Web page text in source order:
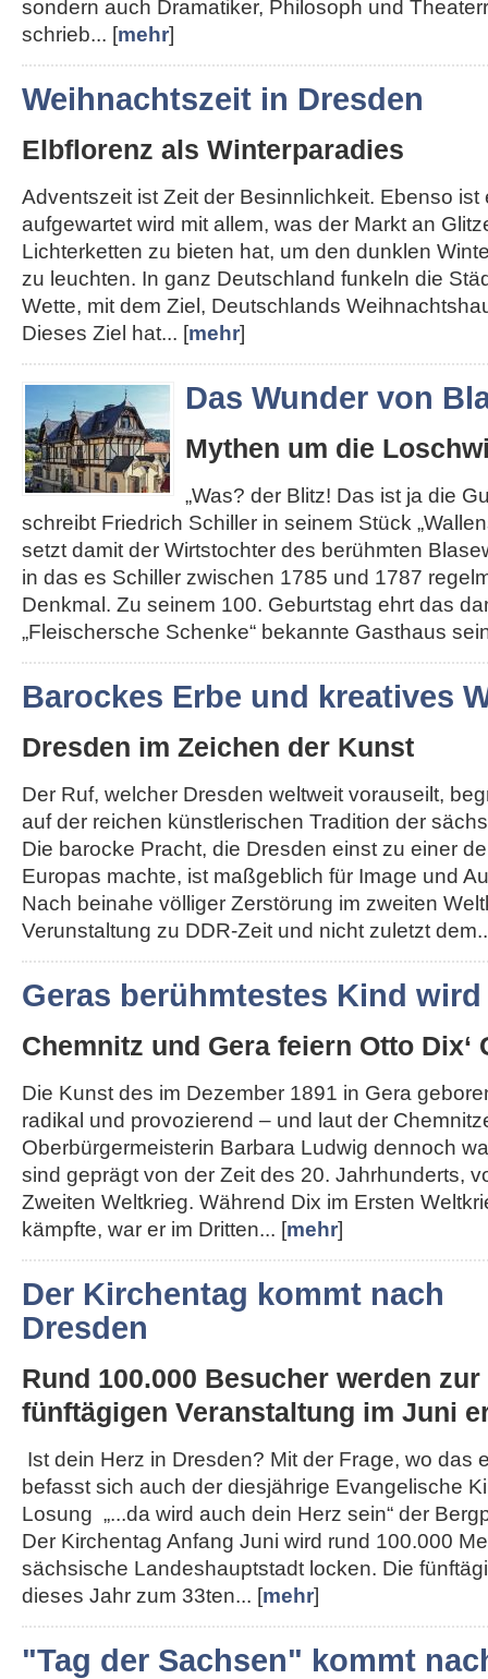
sondern auch Dramatiker, Philosoph und
schrieb... [mehr]
Weihnachtszeit in Dresden
Elbflorenz als Winterparadies
Adventszeit ist Zeit der Besinnlichkeit. Ebenso ist
aufgewartet wird mit allem, was der Markt an
Lichterketten zu bieten hat, um den dunklen
zu leuchten. In ganz Deutschland funkeln die
Wette, mit dem Ziel, Deutschlands
Dieses Ziel hat... [mehr]
Das Wunder von
Mythen um die
„Was? der Blitz! Das ist ja die
schreibt Friedrich Schiller in seinem Stück
setzt damit der Wirtstochter des berühmten
in das es Schiller zwischen 1785 und 1787
Denkmal. Zu seinem 100. Geburtstag ehrt das
„Fleischersche Schenke“ bekannte Gasthaus
Barockes Erbe und kreatives
Dresden im Zeichen der Kunst
Der Ruf, welcher Dresden weltweit vorauseilt,
auf der reichen künstlerischen Tradition der
Die barocke Pracht, die Dresden einst zu einer
Europas machte, ist maßgeblich für Image und
Nach beinahe völliger Zerstörung im zweiten
Verunstaltung zu DDR-Zeit und nicht zuletzt
Geras berühmtestes Kind wird
Chemnitz und Gera feiern Otto Dix‘
Die Kunst des im Dezember 1891 in Gera
radikal und provozierend – und laut der
Oberbürgermeisterin Barbara Ludwig dennoch
sind geprägt von der Zeit des 20. Jahrhunderts,
Zweiten Weltkrieg. Während Dix im Ersten
kämpfte, war er im Dritten... [mehr]
Der Kirchentag kommt nach
Dresden
Rund 100.000 Besucher werden zur
fünftägigen Veranstaltung im Juni
Ist dein Herz in Dresden? Mit der Frage, wo das
befasst sich auch der diesjährige Evangelische
Losung „...da wird auch dein Herz sein“ der
Der Kirchentag Anfang Juni wird rund 100.000
sächsische Landeshauptstadt locken. Die
dieses Jahr zum 33ten... [mehr]
"Tag der Sachsen" kommt